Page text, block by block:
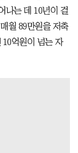
나는 데 10년이 걸
월 89만원을 저축
억원이 넘는 자